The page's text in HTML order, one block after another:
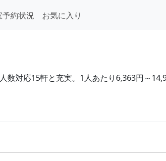
予約状況
お気に入り
対応15軒と充実。1人あたり6,363円～